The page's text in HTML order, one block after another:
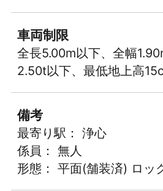
車両制限
全長5.00m以下、全幅
2.50t以下、最低地上高
備考
最寄り駅： 浄心
係員： 無人
形態： 平面(舗装済) ロッ